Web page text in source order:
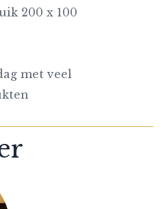
200 x 100
met veel